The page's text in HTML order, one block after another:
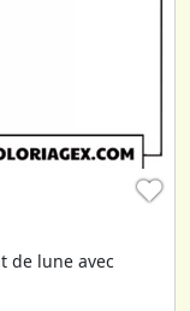
♥
de lune avec